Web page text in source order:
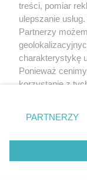
treści, pomiar
ulepszanie
Partnerzy
charakterystykę
Ponieważ
korzystanie z
zmienić/
znajdujący się
rodzaje
użytkownika,
przetwarzaniu.
PARTNERZY